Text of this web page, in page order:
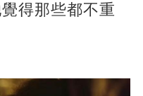
得那些都不重